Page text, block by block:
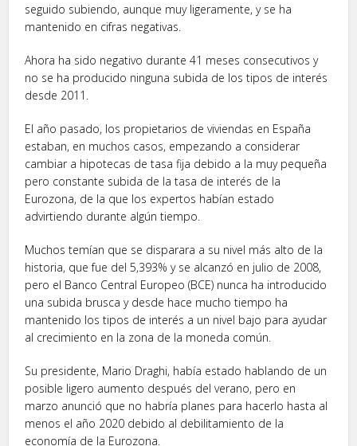
seguido subiendo, aunque muy ligeramente, y se ha
mantenido en cifras negativas.
Ahora ha sido negativo durante 41 meses consecutivos y
no se ha producido ninguna subida de los tipos de interés
desde 2011.
El año pasado, los propietarios de viviendas en España
estaban, en muchos casos, empezando a considerar
cambiar a hipotecas de tasa fija debido a la muy pequeña
pero constante subida de la tasa de interés de la
Eurozona, de la que los expertos habían estado
advirtiendo durante algún tiempo.
Muchos temían que se disparara a su nivel más alto de la
historia, que fue del 5,393% y se alcanzó en julio de 2008,
pero el Banco Central Europeo (BCE) nunca ha introducido
una subida brusca y desde hace mucho tiempo ha
mantenido los tipos de interés a un nivel bajo para ayudar
al crecimiento en la zona de la moneda común.
Su presidente, Mario Draghi, había estado hablando de un
posible ligero aumento después del verano, pero en
marzo anunció que no habría planes para hacerlo hasta al
menos el año 2020 debido al debilitamiento de la
economía de la Eurozona.